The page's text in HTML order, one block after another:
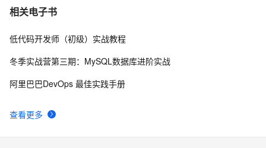
7 AutoScaling 成本优化模式升级--混合实例策略
8 扫盲人工智能的计算力基石--异构计算
相关电子书
查看更多
低代码开发师（初级）实战教程
冬季实战营第三期：MySQL数据库进阶实战
阿里巴巴DevOps 最佳实践手册